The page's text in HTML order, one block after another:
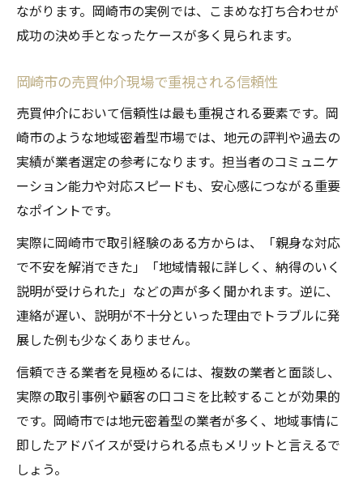
ながります。岡崎市の実例では、こまめな打ち合わせが
成功の決め手となったケースが多く見られます。
岡崎市の売買仲介現場で重視される信頼性
売買仲介において信頼性は最も重視される要素です。岡
崎市のような地域密着型市場では、地元の評判や過去の
実績が業者選定の参考になります。担当者のコミュニケ
ーション能力や対応スピードも、安心感につながる重要
なポイントです。
実際に岡崎市で取引経験のある方からは、「親身な対応
で不安を解消できた」「地域情報に詳しく、納得のいく
説明が受けられた」などの声が多く聞かれます。逆に、
連絡が遅い、説明が不十分といった理由でトラブルに発
展した例も少なくありません。
信頼できる業者を見極めるには、複数の業者と面談し、
実際の取引事例や顧客の口コミを比較することが効果的
です。岡崎市では地元密着型の業者が多く、地域事情に
即したアドバイスが受けられる点もメリットと言えるで
しょう。